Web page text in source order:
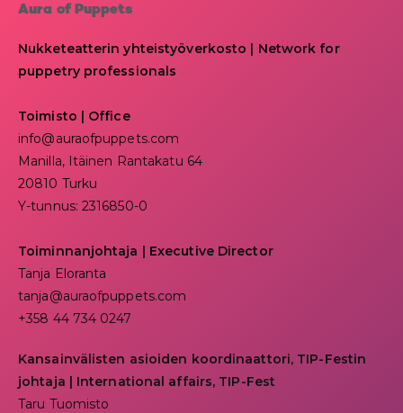
Aura of Puppets
Nukketeatterin yhteistyöverkosto | Network for
puppetry professionals
Toimisto | Office
info@auraofpuppets.com
Manilla, Itäinen Rantakatu 64
20810 Turku
Y-tunnus: 2316850-0
Toiminnanjohtaja | Executive Director
Tanja Eloranta
tanja@auraofpuppets.com
+358 44 734 0247
Kansainvälisten asioiden koordinaattori, TIP-Festin
johtaja | International affairs, TIP-Fest
Taru Tuomisto